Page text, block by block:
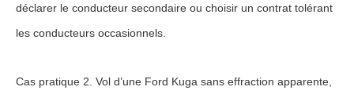
déclarer le conducteur secondaire ou choisir un contrat tolérant
les conducteurs occasionnels.
Cas pratique 2. Vol d’une Ford Kuga sans effraction apparente,